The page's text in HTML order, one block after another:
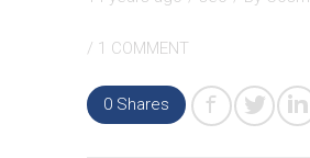
/ 1 COMMENT
0 Shares